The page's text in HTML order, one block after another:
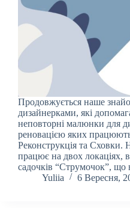
Продовжується наше
дизайнерками, які
неповторні малюнки для
реновацією яких
Реконструкція та Сховки.
працює на двох локаціях,
садочків “Струмочок”,
Yuliia
6 Вересня,